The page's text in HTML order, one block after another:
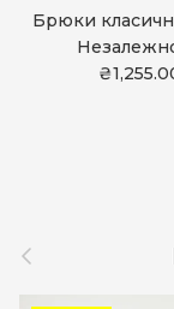
Брюки
Назад